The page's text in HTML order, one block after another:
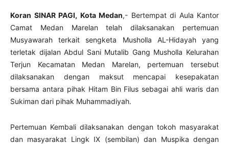
Koran SINAR PAGI, Kota Medan,- Bertempat di Aula Kantor
Camat Medan Marelan telah dilaksanakan pertemuan
Musyawarah terkait sengketa Musholla AL-Hidayah yang
terletak dijalan Abdul Sani Mutalib Gang Musholla Kelurahan
Terjun Kecamatan Medan Marelan, pertemuan tersebut
dilaksanakan dengan maksut mencapai kesepakatan
bersama antara pihak Hitam Bin Filus sebagai ahli waris dan
Sukiman dari pihak Muhammadiyah.
Pertemuan Kembali dilaksanakan dengan tokoh masyarakat
dan masyarakat Lingk IX (sembilan) dan Muspika dengan